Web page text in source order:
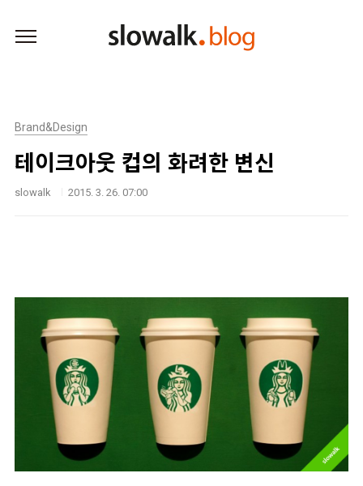
Brand&Design
테이크아웃 컵의 화려한 변신
slowalk 2015. 3. 26. 07:00